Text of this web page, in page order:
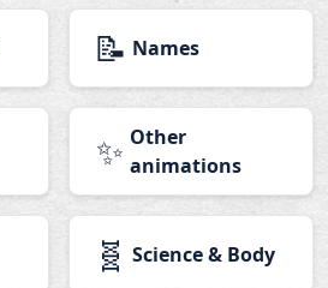
📝 Names
✨ Other
animations
🧬 Science & Body